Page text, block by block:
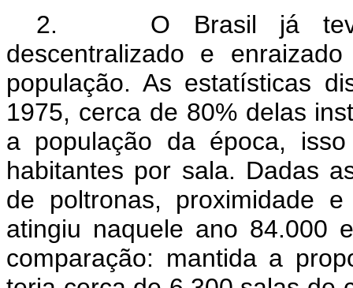
2. O Brasil já teve
descentralizado e
população. As estatísticas
1975, cerca de 80% delas
a população da época,
habitantes por sala. Dadas
de poltronas, proximidade
atingiu naquele ano 84.000
comparação: mantida a